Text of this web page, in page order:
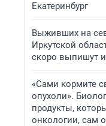
Екатеринбург
Выживших на
Иркутской
скоро выпишут
«Сами кормите
опухоли».
продукты,
онкологии, сам